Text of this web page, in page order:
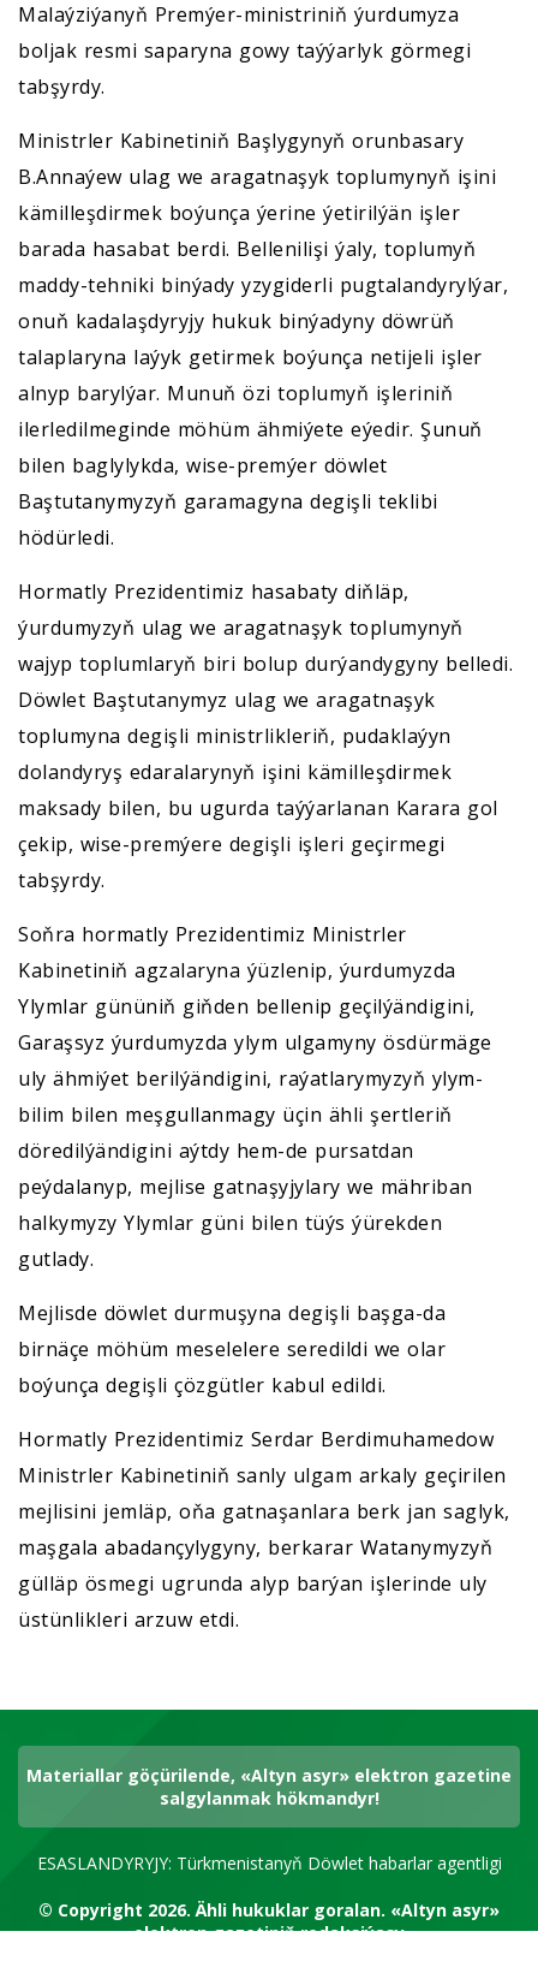
Malaýziýanyň Premýer-ministriniň ýurdumyza
boljak resmi saparyna gowy taýýarlyk görmegi
tabşyrdy.
Ministrler Kabinetiniň Başlygynyň orunbasary
B.Annaýew ulag we aragatnaşyk toplumynyň işini
kämilleşdirmek boýunça ýerine ýetirilýän işler
barada hasabat berdi. Bellenilişi ýaly, toplumyň
maddy-tehniki binýady yzygiderli pugtalandyrylýar,
onuň kadalaşdyryjy hukuk binýadyny döwrüň
talaplaryna laýyk getirmek boýunça netijeli işler
alnyp barylýar. Munuň özi toplumyň işleriniň
ilerledilmeginde möhüm ähmiýete eýedir. Şunuň
bilen baglylykda, wise-premýer döwlet
Baştutanymyzyň garamagyna degişli teklibi
hödürledi.
Hormatly Prezidentimiz hasabaty diňläp,
ýurdumyzyň ulag we aragatnaşyk toplumynyň
wajyp toplumlaryň biri bolup durýandygyny belledi.
Döwlet Baştutanymyz ulag we aragatnaşyk
toplumyna degişli ministrlikleriň, pudaklaýyn
dolandyryş edaralarynyň işini kämilleşdirmek
maksady bilen, bu ugurda taýýarlanan Karara gol
çekip, wise-premýere degişli işleri geçirmegi
tabşyrdy.
Soňra hormatly Prezidentimiz Ministrler
Kabinetiniň agzalaryna ýüzlenip, ýurdumyzda
Ylymlar gününiň giňden bellenip geçilýändigini,
Garaşsyz ýurdumyzda ylym ulgamyny ösdürmäge
uly ähmiýet berilýändigini, raýatlarymyzyň ylym-
bilim bilen meşgullanmagy üçin ähli şertleriň
döredilýändigini aýtdy hem-de pursatdan
peýdalanyp, mejlise gatnaşyjylary we mähriban
halkymyzy Ylymlar güni bilen tüýs ýürekden
gutlady.
Mejlisde döwlet durmuşyna degişli başga-da
birnäçe möhüm meselelere seredildi we olar
boýunça degişli çözgütler kabul edildi.
Hormatly Prezidentimiz Serdar Berdimuhamedow
Ministrler Kabinetiniň sanly ulgam arkaly geçirilen
mejlisini jemläp, oňa gatnaşanlara berk jan saglyk,
maşgala abadançylygyny, berkarar Watanymyzyň
gülläp ösmegi ugrunda alyp barýan işlerinde uly
üstünlikleri arzuw etdi.
Materiallar göçürilende, «Altyn asyr» elektron gazetine
salgylanmak hökmandyr!
ESASLANDYRYJY: Türkmenistanyň Döwlet habarlar agentligi
© Copyright 2026.Ähli hukuklar goralan. «Altyn asyr»
elektron gazetiniň redaksiýasy